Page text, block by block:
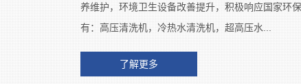
养维护，环境卫生设备改善提升，积极响应国家环
有：高压清洗机，冷热水清洗机，超高压水...
了解更多